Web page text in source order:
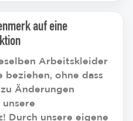
auf eine
Arbeitskleider
beziehen, ohne dass
Änderungen
unsere
Durch unsere eigene